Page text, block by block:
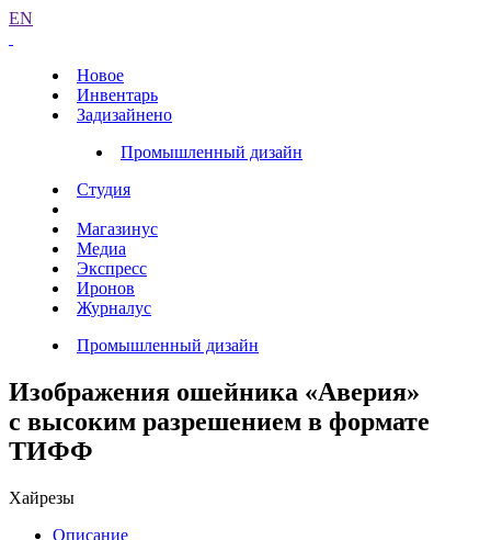
EN
Новое
Инвентарь
Задизайнено
Промышленный дизайн
Студия
Магазинус
Медиа
Экспресс
Иронов
Журналус
Промышленный дизайн
Изображения ошейника «Аверия»
с высоким разрешением в формате
ТИФФ
Хайрезы
Описание